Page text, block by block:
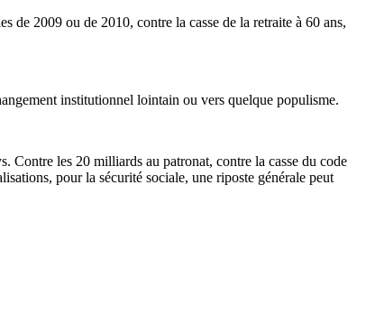
de 2009 ou de 2010, contre la casse de la retraite à 60 ans,
institutionnel lointain ou vers quelque populisme.
Contre les 20 milliards au patronat, contre la casse du code
pour la sécurité sociale, une riposte générale peut